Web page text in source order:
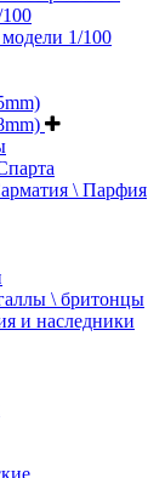
1/100
\ Парфия
\ бритонцы
и наследники